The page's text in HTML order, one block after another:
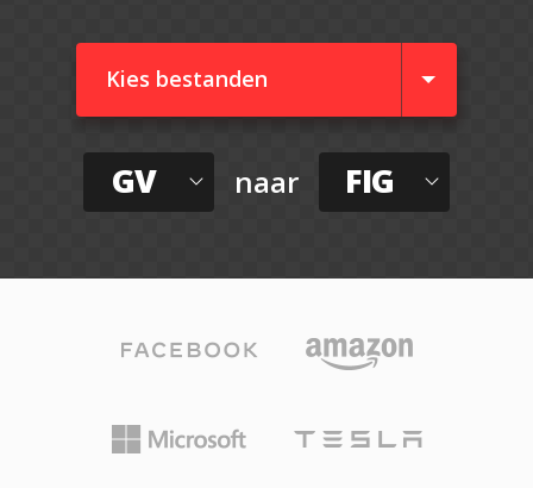
Kies bestanden
GV naar FIG